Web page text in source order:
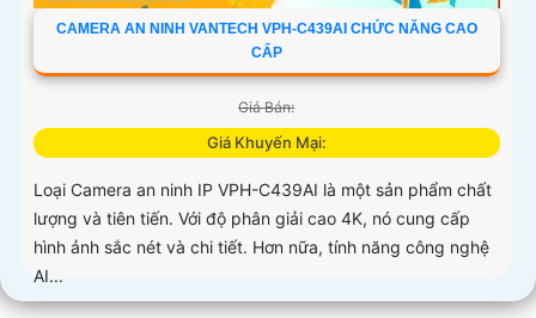
CAMERA AN NINH VANTECH VPH-C439AI CHỨC NĂNG CAO
CẤP
Giá Bán:
Giá Khuyến Mại:
Loại Camera an ninh IP VPH-C439AI là một sản phẩm chất
lượng và tiên tiến. Với độ phân giải cao 4K, nó cung cấp
hình ảnh sắc nét và chi tiết. Hơn nữa, tính năng công nghệ
AI...